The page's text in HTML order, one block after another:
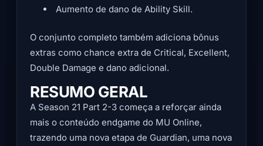
Aumento de dano de Ability Skill.
O conjunto completo também adiciona bônus
extras como chance extra de Critical, Excellent,
Double Damage e dano adicional.
RESUMO GERAL
A Season 21 Part 2-3 começa a reforçar ainda
mais o conteúdo endgame do MU Online,
trazendo uma nova etapa de Guardian, uma nova